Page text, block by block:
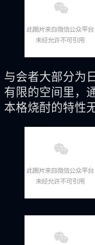
与会者大部分为
有限的空间里，
本格烧酎的特性